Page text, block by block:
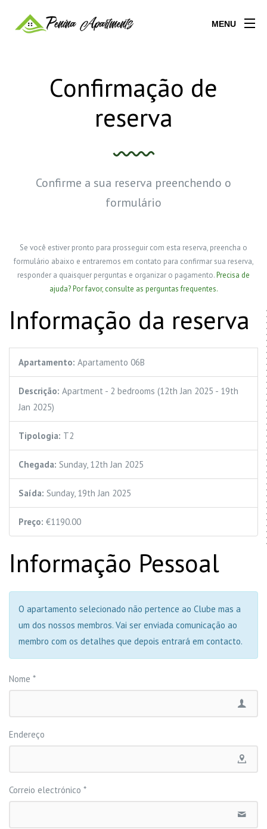
MENU
Confirmação de
reserva
Confirme a sua reserva preenchendo o
formulário
Se você estiver pronto para prosseguir com esta reserva, preencha o
formulário abaixo e entraremos em contato para confirmar sua reserva,
responder a quaisquer perguntas e organizar o pagamento.Precisa de
ajuda? Por favor, consulte as perguntas frequentes.
Informação da reserva
Apartamento: Apartamento 06B
Descrição: Apartment - 2 bedrooms (12th Jan 2025 - 19th
Jan 2025)
Tipologia: T2
Chegada: Sunday, 12th Jan 2025
Saída: Sunday, 19th Jan 2025
Preço: €1190.00
Informação Pessoal
O apartamento selecionado não pertence ao Clube mas a
um dos nossos membros. Vai ser enviada comunicação ao
membro com os detalhes que depois entrará em contacto.
Nome *
Endereço
Correio electrónico *